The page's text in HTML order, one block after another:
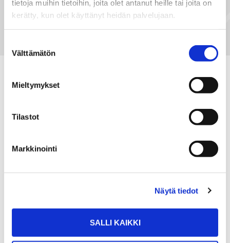
tietoja muihin tietoihin, joita olet antanut heille tai joita on
kerätty, kun olet käyttänyt heidän palvelujaan.
valinta
Välttämätön
Mieltymykset
Tilastot
Markkinointi
Näytä tiedot
SALLI KAIKKI
Säästöpankin kautta
verkkopankkitunnuksia täyttämällä
sähköinen asuntolainahakemus.